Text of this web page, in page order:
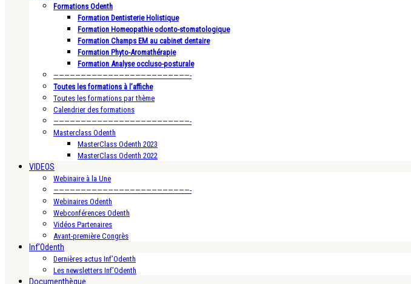
Formations Odenth
Formation Dentisterie Holistique
Formation Homeopathie odonto-stomatologique
Formation Champs EM au cabinet dentaire
Formation Phyto-Aromathérapie
Formation Analyse occluso-posturale
—————————————————————————-
Toutes les formations à l’affiche
Toutes les formations par thème
Calendrier des formations
—————————————————————————-
Masterclass Odenth
MasterClass Odenth 2023
MasterClass Odenth 2022
VIDEOS
Webinaire à la Une
—————————————————————————-
Webinaires Odenth
Webconférences Odenth
Vidéos Partenaires
Avant-première Congrès
Inf’Odenth
Dernières actus Inf’Odenth
Les newsletters Inf’Odenth
Documenthèque